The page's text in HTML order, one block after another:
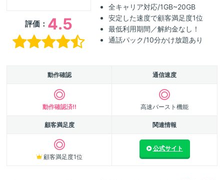
評価： 4.5
全キャリア対応/1GB~20GB
安定した速度で顧客満足度1位
最低利用期間／解約金なし！
通話パック/10分かけ放題あり
動作確認 通信速度
動作確認済!! 高速バースト機能
顧客満足度 関連情報
顧客満足度1位
公式サイト